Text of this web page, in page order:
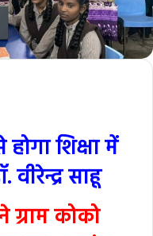
शिक्षा में
साहू
कोको